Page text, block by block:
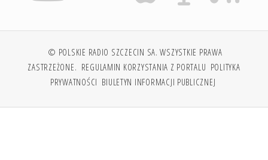
© POLSKIE RADIO SZCZECIN SA. WSZYSTKIE PRAWA
ZASTRZEŻONE. REGULAMIN KORZYSTANIA Z PORTALU POLITYKA
PRYWATNOŚCI BIULETYN INFORMACJI PUBLICZNEJ